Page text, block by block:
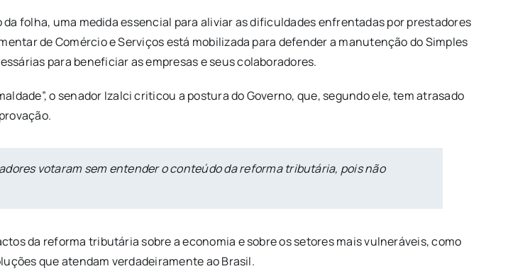
folha, uma medida essencial para aliviar as dificuldades enfrentadas por prestadores
de Comércio e Serviços está mobilizada para defender a manutenção do Simples
para beneficiar as empresas e seus colaboradores.
o senador Izalci criticou a postura do Governo, que, segundo ele, tem atrasado
votaram sem entender o conteúdo da reforma tributária, pois não
da reforma tributária sobre a economia e sobre os setores mais vulneráveis, como
que atendam verdadeiramente ao Brasil.